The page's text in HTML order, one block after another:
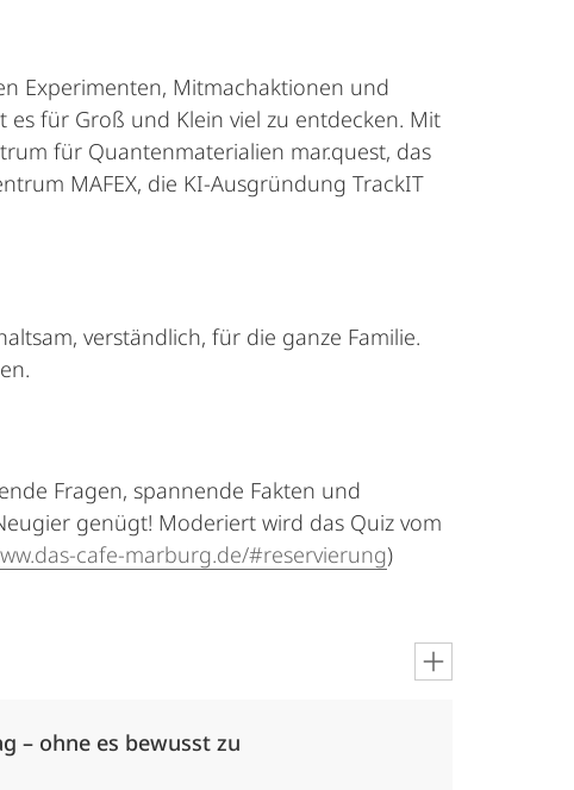
Experimenten, Mitmachaktionen und
für Groß und Klein viel zu entdecken. Mit
für Quantenmaterialien mar.quest, das
MAFEX, die KI-Ausgründung TrackIT
verständlich, für die ganze Familie.
Fragen, spannende Fakten und
genügt! Moderiert wird das Quiz vom
cafe-marburg.de/#reservierung)
– ohne es bewusst zu